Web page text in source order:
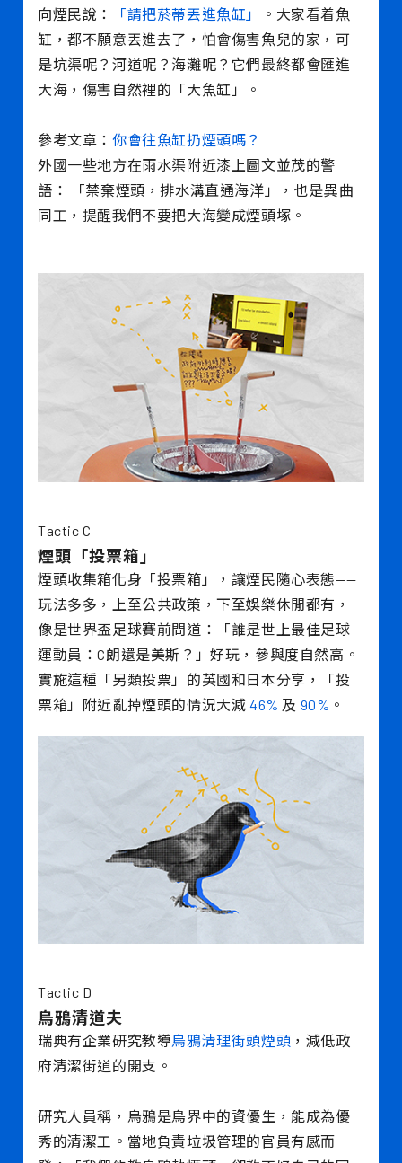
向煙民說：
「請把菸蒂丟進魚缸」
。大家看着魚
缸，都不願意丟進去了，怕會傷害魚兒的家，可
是坑渠呢？河道呢？海灘呢？它們最終都會匯進
大海，傷害自然裡的「大魚缸」。
參考文章： 你會往魚缸扔煙頭嗎？
外國一些地方在雨水渠附近漆上圖文並茂的警
語： 「禁棄煙頭，排水溝直通海洋」，也是異曲
同工，提醒我們不要把大海變成煙頭塚。
Tactic C
煙頭「投票箱」
煙頭收集箱化身「投票箱」，讓煙民隨心表態——
玩法多多，上至公共政策，下至娛樂休閒都有，
像是世界盃足球賽前問道：「誰是世上最佳足球
運動員：C朗還是美斯？」好玩，參與度自然高。
實施這種「另類投票」的英國和日本分享，「投
票箱」附近亂掉煙頭的情況大減46% 及 90% 。
Tactic D
烏鴉清道夫
瑞典有企業研究教導烏鴉清理街頭煙頭 ，減低政
府清潔街道的開支。
研究人員稱，烏鴉是鳥界中的資優生，能成為優
秀的清潔工。當地負責垃圾管理的官員有感而